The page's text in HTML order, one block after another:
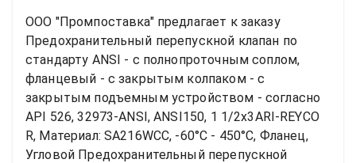
ООО "Промпоставка" предлагает к заказу
Предохранительный перепускной клапан по
стандарту ANSI - с полнопроточным соплом,
фланцевый - с закрытым колпаком - с
закрытым подъемным устройством - согласно
API 526, 32973-ANSI, ANSI150, 1 1/2x3ARI-REYCO
R, Материал: SA216WCC, -60°C - 450°C, Фланец,
Угловой Предохранительный перепускной